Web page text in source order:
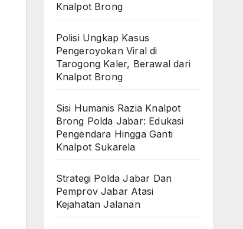
Knalpot Brong
Polisi Ungkap Kasus
Pengeroyokan Viral di
Tarogong Kaler, Berawal dari
Knalpot Brong
Sisi Humanis Razia Knalpot
Brong Polda Jabar: Edukasi
Pengendara Hingga Ganti
Knalpot Sukarela
Strategi Polda Jabar Dan
Pemprov Jabar Atasi
Kejahatan Jalanan